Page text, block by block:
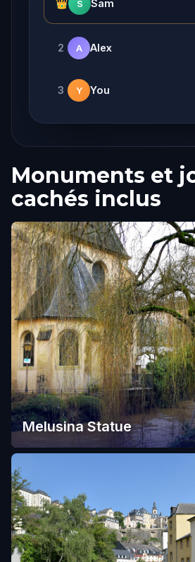
👑 S Sam
2 A Alex
3 Y You
Monuments et
cachés inclus
Melusina Statue